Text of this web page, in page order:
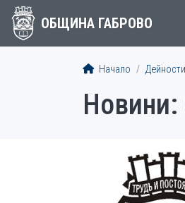
ОБЩИНА ГАБРОВО
Начало
Новини:
СТАТИИ